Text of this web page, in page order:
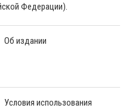
Федерации).
Об издании
Условия использования